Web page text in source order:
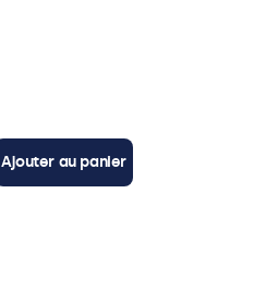
Ajouter au panier